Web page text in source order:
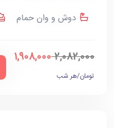
دوش و وان حمام
2,082,000
1,908,000
تومان/هر شب